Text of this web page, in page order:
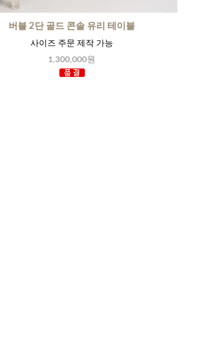
버블 2단 골드 콘솔 유리 테이블
사이즈 주문 제작 가능
1,300,000원